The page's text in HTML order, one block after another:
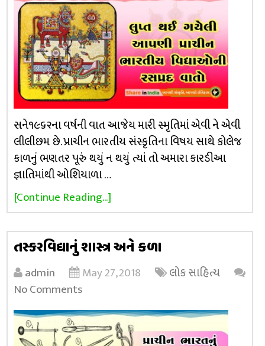
સને૧૯૬૨ના વર્ષની વાત આજેય મારી સ્મૃતિમાં એવી ને એવી
લીલીછમ છે. પ્રાચીન ભારતીય સંસ્કૃતિના વિષય સાથે કોલેજ
કાળનું ભણતર પૂરું થયું ન થયું ત્યાં તો અમારા કારડીઆ
જ્ઞાતિમાંથી ઓશિયાળા …
[Continue Reading...]
તસ્કરવિદ્યાનું શાસ્ત્ર અને કળા
admin May 27, 2018
લોક સાહિત્ય
No Comments